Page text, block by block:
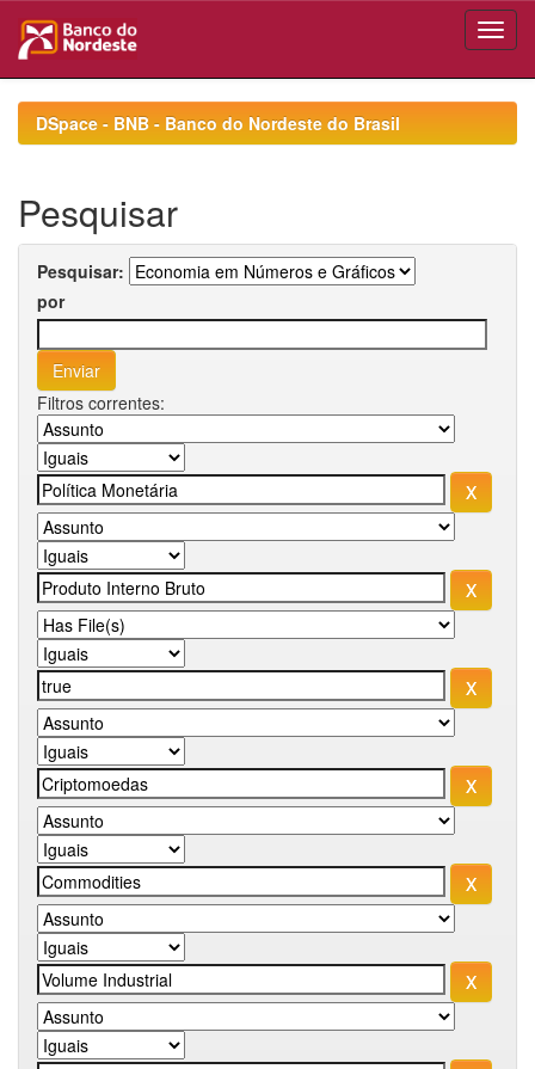
navigationDSpace - BNB - Banco do Nordeste do Brasil
Pesquisar
Pesquisar:
por
Filtros correntes: